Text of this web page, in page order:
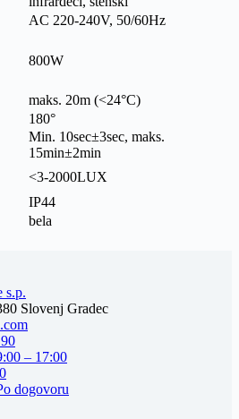
AC 220-240V, 50/60Hz
800W
maks. 20m (<24°C)
180°
Min. 10sec±3sec, maks.
15min±2min
<3-2000LUX
IP44
bela
s.p.
Slovenj Gradec
– 17:00
dogovoru